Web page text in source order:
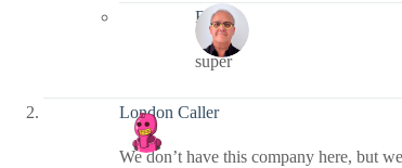
Bernie
super
London Caller
We don’t have this company here, but